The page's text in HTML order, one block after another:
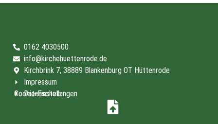
0162 4030500
info@kirchehuettenrode.de
Kirchbrink 7, 38889 Blankenburg OT Hüttenrode
Impressum
Datenschutz
Cookie-Einstellungen